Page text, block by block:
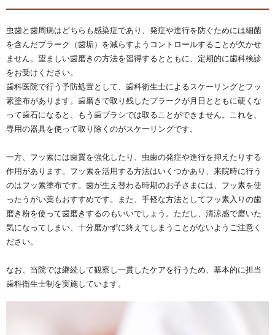
虫歯と歯周病はどちらも感染症であり、発症や進行を防ぐためには細菌
を含んだプラーク（歯垢）を減らすようコントロールすることが欠かせ
ません。望ましい歯磨きの方法を習得するとともに、定期的に歯科検診
をお受けください。
歯科医院で行う予防処置として、歯科衛生士によるスケーリングとフッ
素塗布があります。歯磨きで取り残したプラークが月日とともに硬くな
って歯石になると、もう歯ブラシでは取ることができません。これを、
専用の器具を使って取り除くのがスケーリングです。
一方、フッ素には歯質を強化したり、虫歯の発症や進行を抑えたりする
作用があります。フッ素を活用する方法はいくつかあり、来院時に行う
のはフッ素塗布です。歯が生え替わる時期のお子さまには、フッ素を使
ったうがい薬もおすすめです。また、手軽な方法としてフッ素入りの歯
磨き粉を使って歯磨きするのもいいでしょう。ただし、清涼感で磨いた
気になってしまい、十分磨かずに終えてしまうことがないようご注意く
ださい。
なお、当院では継続して観察し一貫したケアを行うため、基本的に担当
歯科衛生士制を実施しています。